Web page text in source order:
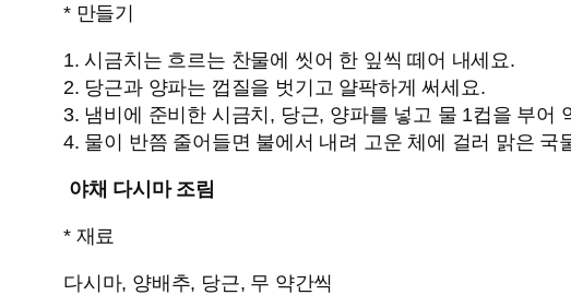
* 만들기
1. 시금치는 흐르는 찬물에 씻어 한 잎씩 떼어 내세요.
2. 당근과 양파는 껍질을 벗기고 얄팍하게 써세요.
3. 냄비에 준비한 시금치, 당근, 양파를 넣고 물 1컵을 부어
4. 물이 반쯤 줄어들면 불에서 내려 고운 체에 걸러 맑은 국
야채 다시마 조림
* 재료
다시마, 양배추, 당근, 무 약간씩